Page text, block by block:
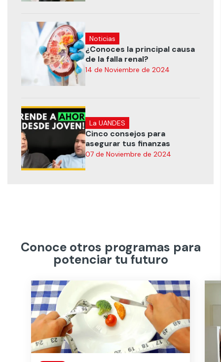
Noticias
¿Conoces la principal causa
de la falla renal?
14 de Noviembre de 2024
La UANDES
Cinco consejos para
asegurar tus finanzas
07 de Noviembre de 2024
Conoce otros programas para
potenciar tu futuro